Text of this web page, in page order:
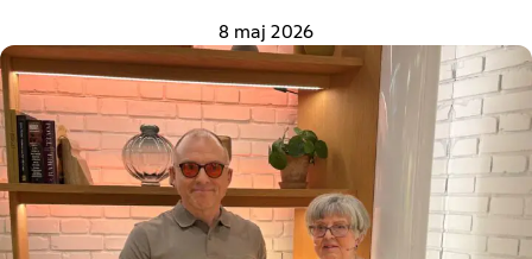
8 maj 2026